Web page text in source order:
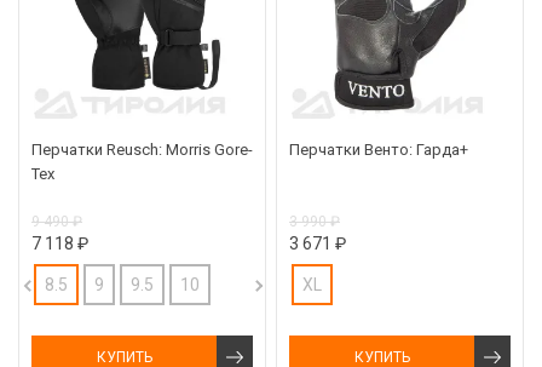
Перчатки Reusch: Morris Gore-
Tex
9 490 ₽
7 118 ₽
8.5 9 9.5 10
КУПИТЬ
Перчатки Венто: Гарда+
3 990 ₽
3 671 ₽
XL
КУПИТЬ